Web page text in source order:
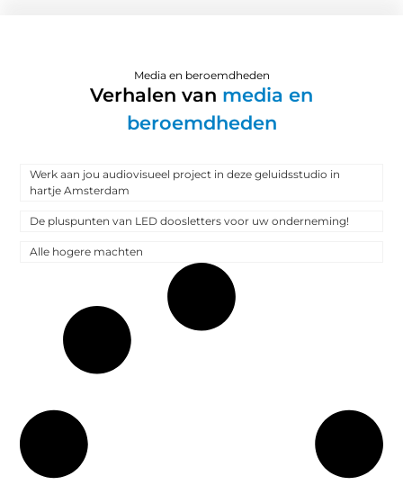
Media en beroemdheden
Verhalen van media en
beroemdheden
Werk aan jou audiovisueel project in deze geluidsstudio in
hartje Amsterdam
De pluspunten van LED doosletters voor uw onderneming!
Alle hogere machten